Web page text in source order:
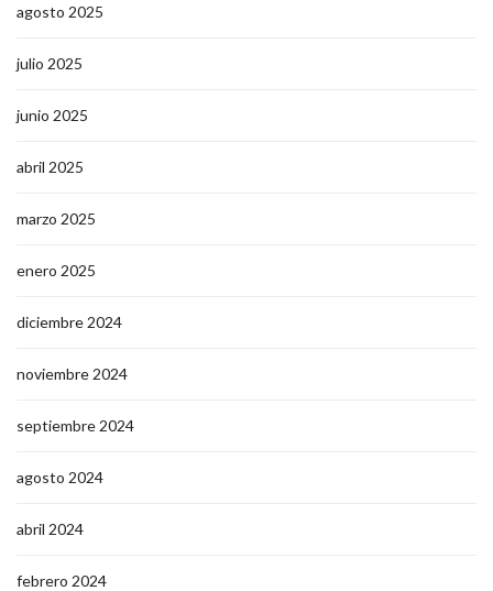
agosto 2025
julio 2025
junio 2025
abril 2025
marzo 2025
enero 2025
diciembre 2024
noviembre 2024
septiembre 2024
agosto 2024
abril 2024
febrero 2024